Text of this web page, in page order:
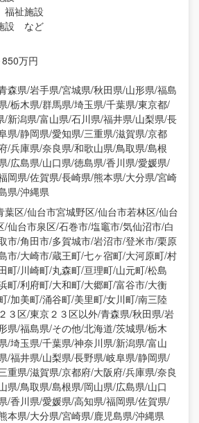
福祉施設
設 など
万円
森県/岩手県/宮城県/秋田県/山形県/福島
/栃木県/群馬県/埼玉県/千葉県/東京都/
/新潟県/富山県/石川県/福井県/山梨県/長
県/静岡県/愛知県/三重県/滋賀県/京都
/兵庫県/奈良県/和歌山県/鳥取県/島根
/広島県/山口県/徳島県/香川県/愛媛県/
岡県/佐賀県/長崎県/熊本県/大分県/宮崎
県/沖縄県
葉区/仙台市宮城野区/仙台市若林区/仙台
/仙台市泉区/石巻市/塩竈市/気仙沼市/白
市/角田市/多賀城市/岩沼市/登米市/栗原
市/大崎市/蔵王町/七ヶ宿町/大河原町/村
町/川崎町/丸森町/亘理町/山元町/松島
町/利府町/大和町/大郷町/富谷市/大衡
/加美町/涌谷町/美里町/女川町/南三陸
３区/東京２３区以外/青森県/秋田県/岩
県/福島県/その他/北海道/茨城県/栃木
/埼玉県/千葉県/神奈川県/新潟県/富山
/福井県/山梨県/長野県/岐阜県/静岡県/
重県/滋賀県/京都府/大阪府/兵庫県/奈良
県/鳥取県/島根県/岡山県/広島県/山口
/香川県/愛媛県/高知県/福岡県/佐賀県/
本県/大分県/宮崎県/鹿児島県/沖縄県